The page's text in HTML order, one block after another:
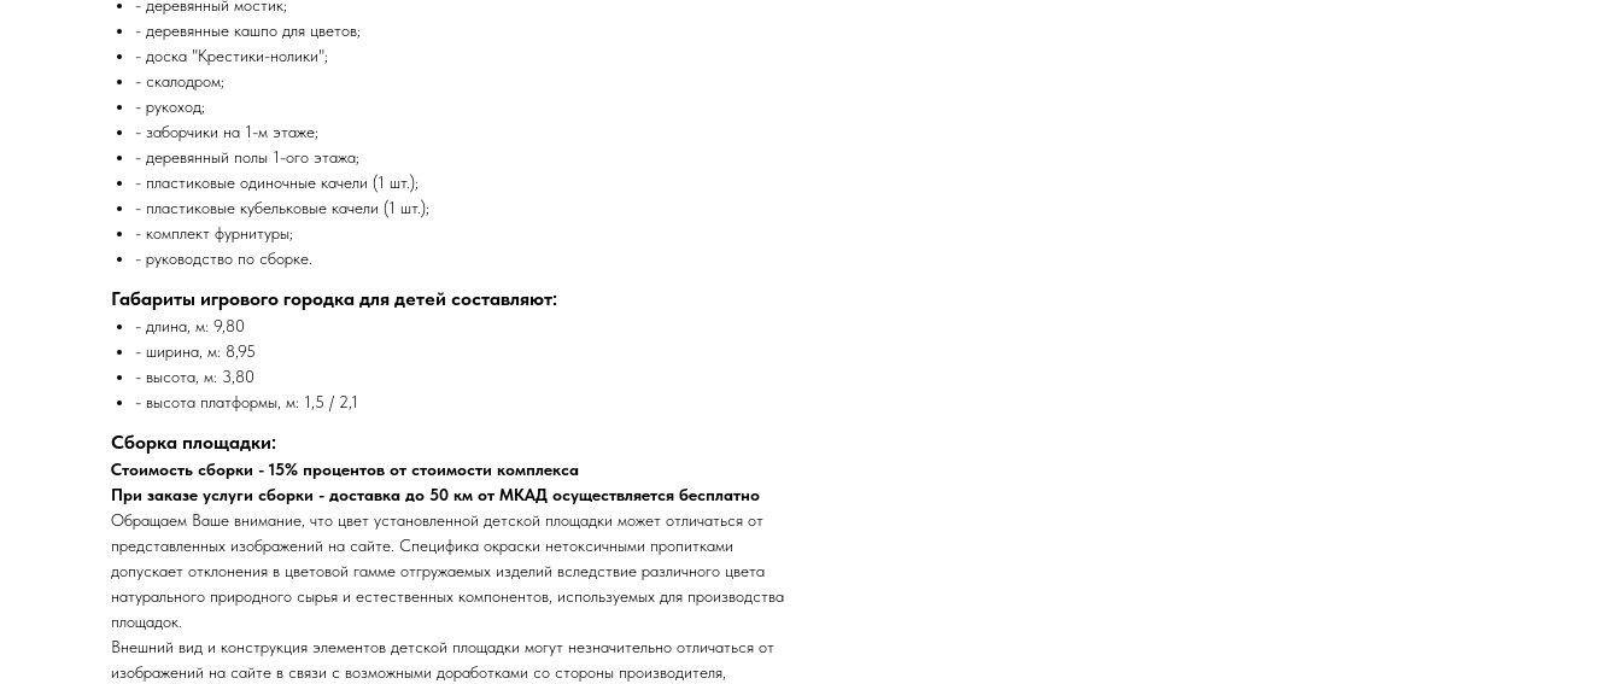
- деревянный мостик;
- деревянные кашпо для цветов;
- доска "Крестики-нолики";
- скалодром;
- рукоход;
- заборчики на 1-м этаже;
- деревянный полы 1-ого этажа;
- пластиковые одиночные качели (1 шт.);
- пластиковые кубельковые качели (1 шт.);
- комплект фурнитуры;
- руководство по сборке.
Габариты игрового городка для детей составляют:
- длина, м: 9,80
- ширина, м: 8,95
- высота, м: 3,80
- высота платформы, м: 1,5 / 2,1
Сборка площадки:
Стоимость сборки - 15% процентов от стоимости комплекса
При заказе услуги сборки - доставка до 50 км от МКАД осуществляется бесплатно
Обращаем Ваше внимание, что цвет установленной детской площадки может отличаться от
представленных изображений на сайте. Специфика окраски нетоксичными пропитками
допускает отклонения в цветовой гамме отгружаемых изделий вследствие различного цвета
натурального природного сырья и естественных компонентов, используемых для производства
площадок.
Внешний вид и конструкция элементов детской площадки могут незначительно отличаться от
изображений на сайте в связи с возможными доработками со стороны производителя,